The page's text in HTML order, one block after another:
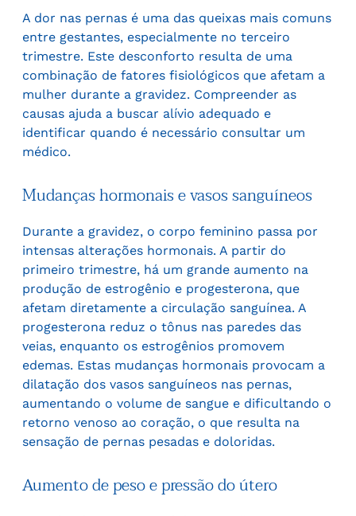
A dor nas pernas é uma das queixas mais comuns
entre gestantes, especialmente no terceiro
trimestre. Este desconforto resulta de uma
combinação de fatores fisiológicos que afetam a
mulher durante a gravidez. Compreender as
causas ajuda a buscar alívio adequado e
identificar quando é necessário consultar um
médico.
Mudanças hormonais e vasos sanguíneos
Durante a gravidez, o corpo feminino passa por
intensas alterações hormonais. A partir do
primeiro trimestre, há um grande aumento na
produção de estrogênio e progesterona, que
afetam diretamente a circulação sanguínea. A
progesterona reduz o tônus nas paredes das
veias, enquanto os estrogênios promovem
edemas. Estas mudanças hormonais provocam a
dilatação dos vasos sanguíneos nas pernas,
aumentando o volume de sangue e dificultando o
retorno venoso ao coração, o que resulta na
sensação de pernas pesadas e doloridas.
Aumento de peso e pressão do útero